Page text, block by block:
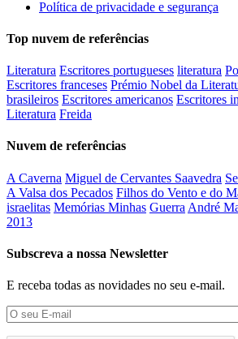
Política de privacidade e segurança
Top nuvem de referências
Literatura Escritores portugueses literatura
Escritores franceses Prémio Nobel da
brasileiros Escritores americanos Escritores
Literatura Freida
Nuvem de referências
A Caverna Miguel de Cervantes Saavedra
A Valsa dos Pecados Filhos do Vento e do
israelitas Memórias Minhas Guerra André
2013
Subscreva a nossa Newsletter
E receba todas as novidades no seu e-mail.